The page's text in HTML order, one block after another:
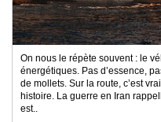
On nous le répète souvent : le
énergétiques. Pas d’essence,
de mollets. Sur la route, c’est
histoire. La guerre en Iran
est..